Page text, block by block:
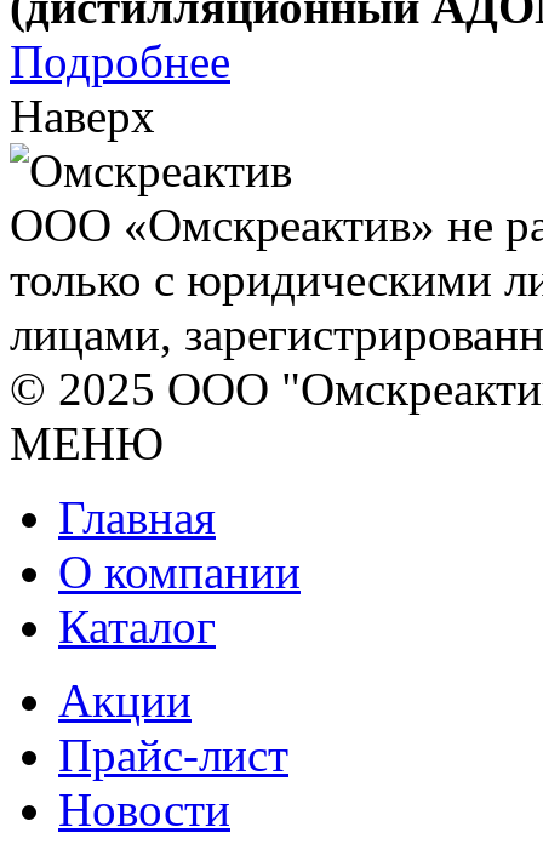
Подробнее
Наверх
ООО «Омскреактив» не
только с юридическими
лицами,
© 2025 ООО
МЕНЮ
Главная
О компании
Каталог
Акции
Прайс-лист
Новости